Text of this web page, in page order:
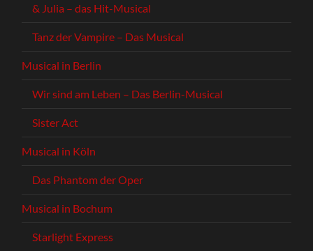
& Julia – das Hit-Musical
Tanz der Vampire – Das Musical
Musical in Berlin
Wir sind am Leben – Das Berlin-Musical
Sister Act
Musical in Köln
Das Phantom der Oper
Musical in Bochum
Starlight Express